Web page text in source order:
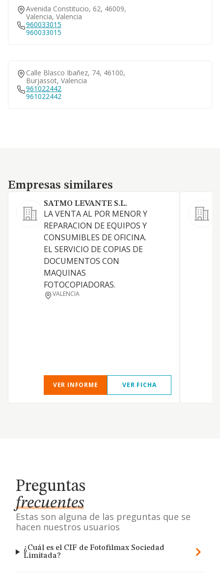
Avenida Constitucio, 62, 46009,
Valencia, Valencia
960033015
960033015
Calle Blasco Ibañez, 74, 46100,
Burjassot, Valencia
961022442
961022442
Empresas similares
Empresas similares
SATMO LEVANTE S.L.
LA VENTA AL POR MENOR Y
REPARACION DE EQUIPOS Y
CONSUMIBLES DE OFICINA.
EL SERVICIO DE COPIAS DE
DOCUMENTOS CON
MAQUINAS
FOTOCOPIADORAS.
VALENCIA
VER INFORME VER FICHA
Preguntas
frecuentes
Estas son alguna de las preguntas que se
hacen nuestros usuarios
¿Cuál es el CIF de Fotofilmax Sociedad
Limitada?